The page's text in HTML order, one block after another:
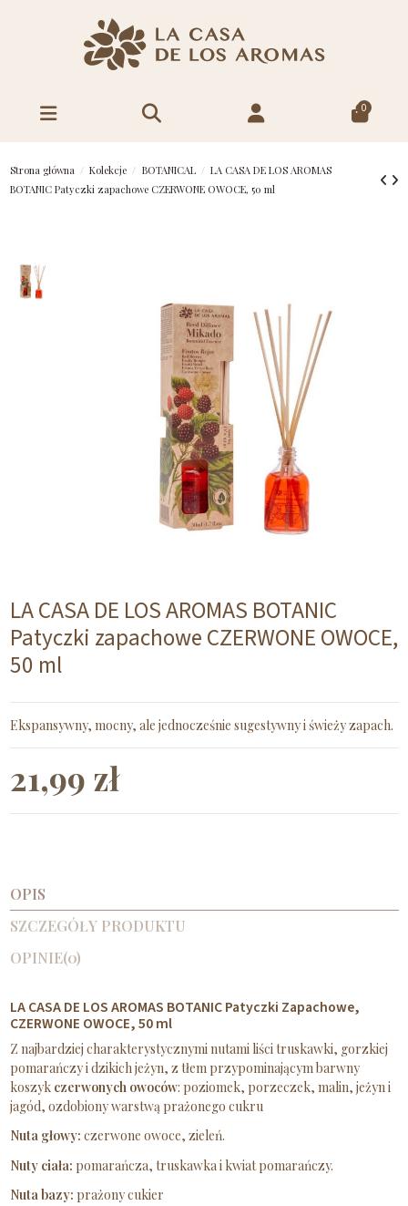
0
Strona główna Kolekcje BOTANICAL
LA CASA DE LOS AROMAS
BOTANIC Patyczki zapachowe CZERWONE OWOCE, 50 ml
LA CASA DE LOS AROMAS BOTANIC
Patyczki zapachowe CZERWONE OWOCE,
50 ml
Ekspansywny, mocny, ale jednocześnie sugestywny i świeży zapach.
21,99 zł
OPIS
SZCZEGÓŁY PRODUKTU
OPINIE(0)
LA CASA DE LOS AROMAS BOTANIC Patyczki Zapachowe,
CZERWONE OWOCE, 50 ml
Z najbardziej charakterystycznymi nutami liści truskawki, gorzkiej
pomarańczy i dzikich jeżyn, z tłem przypominającym barwny
koszyk czerwonych owoców: poziomek, porzeczek, malin, jeżyn i
jagód, ozdobiony warstwą prażonego cukru
Nuta głowy: czerwone owoce, zieleń.
Nuty ciała: pomarańcza, truskawka i kwiat pomarańczy.
Nuta bazy: prażony cukier